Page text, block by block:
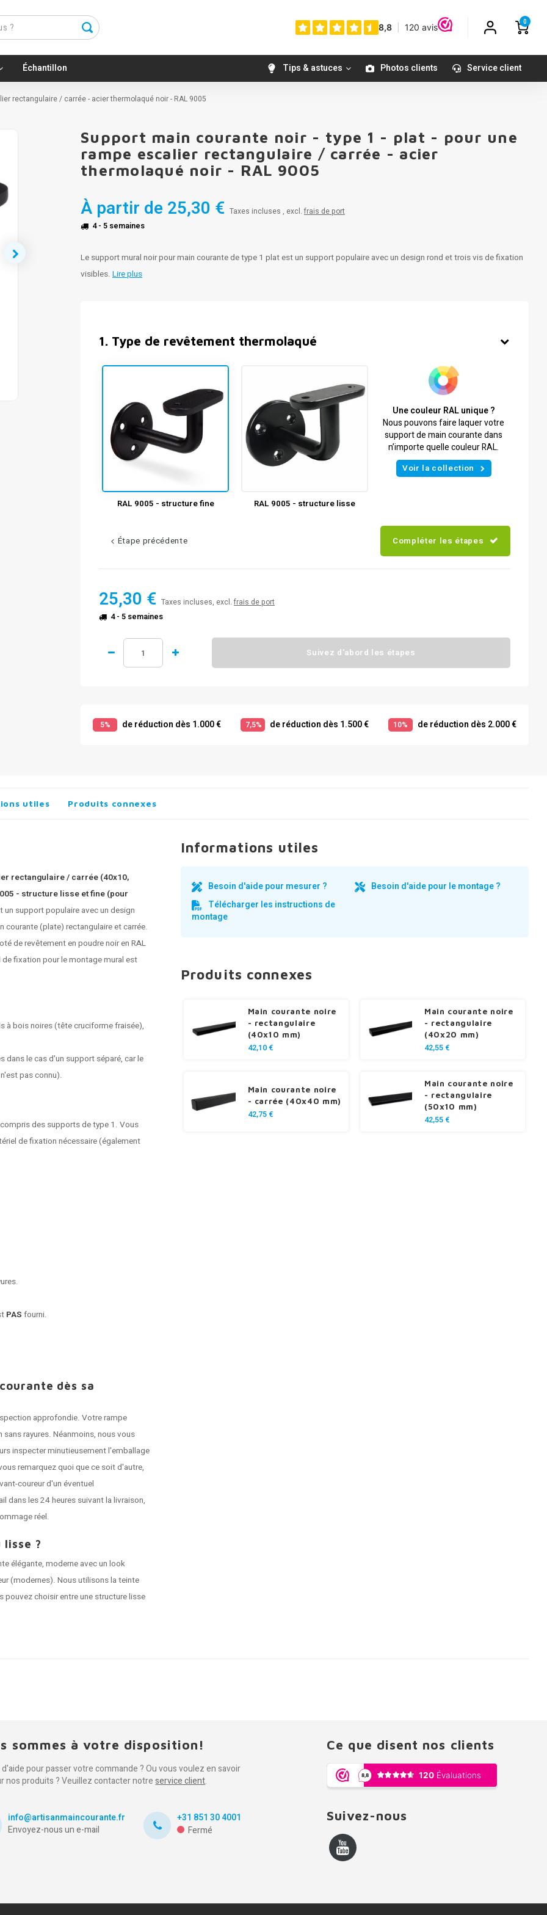
0
Échantillon Tips & astuces Photos clients Service client
rectangulaire / carrée - acier thermolaqué noir - RAL 9005
Support main courante noir - type 1 - plat - pour une
rampe escalier rectangulaire / carrée - acier
thermolaqué noir - RAL 9005
À partir de 25,30 € Taxes incluses , excl. frais de port
4 - 5 semaines
Le support mural noir pour main courante de type 1 plat est un support populaire avec un design rond et trois vis de fixation
visibles. Lire plus
1. Type de revêtement thermolaqué
RAL 9005 - structure fine RAL 9005 - structure lisse
Une couleur RAL unique ?
Nous pouvons faire laquer votre
support de main courante dans
n’importe quelle couleur RAL.
Voir la collection
Étape précédente Compléter les étapes
25,30 € Taxes incluses, excl. frais de port
4 - 5 semaines
Suivez d'abord les étapes
5% de réduction dès 1.000 € 7,5% de réduction dès 1.500 € 10% de réduction dès 2.000 €
utiles Produits connexes
rectangulaire / carrée (40x10,
- structure lisse et fine (pour
support populaire avec un design
(plate) rectangulaire et carrée.
de revêtement en poudre noir en RAL
fixation pour le montage mural est
à bois noires (tête cruciforme fraisée),
dans le cas d'un support séparé, car le
pas connu).
des supports de type 1. Vous
de fixation nécessaire (également
PAS fourni.
dès sa
approfondie. Votre rampe
rayures. Néanmoins, nous vous
inspecter minutieusement l'emballage
remarquez quoi que ce soit d'autre,
coureur d'un éventuel
dans les 24 heures suivant la livraison,
réel.
?
élégante, moderne avec un look
(modernes). Nous utilisons la teinte
pouvez choisir entre une structure lisse
Informations utiles
Besoin d'aide pour mesurer ?
Besoin d'aide pour le montage ?
Télécharger les instructions de
montage
Produits connexes
Main courante noire
- rectangulaire
(40x10 mm)
42,10 €
Main courante noire
- rectangulaire
(40x20 mm)
42,55 €
Main courante noire
- carrée (40x40 mm)
42,75 €
Main courante noire
- rectangulaire
(50x10 mm)
42,55 €
sommes à votre disposition!
pour passer votre commande ? Ou vous voulez en savoir
nos produits ? Veuillez contacter notreservice client.
info@artisanmaincourante.fr
Envoyez-nous un e-mail
+31 851 30 4001
Fermé
Ce que disent nos clients
Suivez-nous